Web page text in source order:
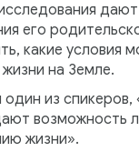
его
какие условия
на Земле.
один из
возможность
жизни».